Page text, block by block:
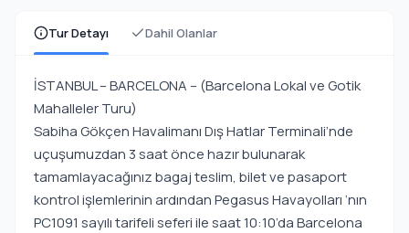
Tur Detayı Dahil Olanlar
İSTANBUL – BARCELONA – (Barcelona Lokal ve Gotik
Mahalleler Turu)
Sabiha Gökçen Havalimanı Dış Hatlar Terminali’nde
uçuşumuzdan 3 saat önce hazır bulunarak
tamamlayacağınız bagaj teslim, bilet ve pasaport
kontrol işlemlerinin ardından Pegasus Havayolları ‘nın
PC1091 sayılı tarifeli seferi ile saat 10:10’da Barcelona